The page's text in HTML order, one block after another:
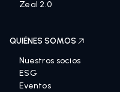
Zeal 2.0
QUIÉNES SOMOS
Nuestros socios
ESG
Eventos